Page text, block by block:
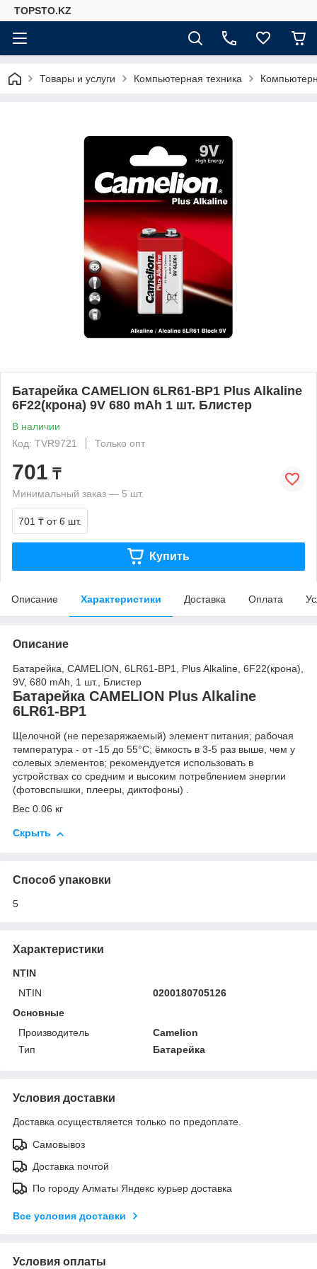
TOPSTO.KZ
Товары и услуги Компьютерная техника
Батарейка CAMELION 6LR61-BP1 Plus Alkaline
6F22(крона) 9V 680 mAh 1 шт. Блистер
В наличии
Код: TVR9721
Только опт
701 ₸
Минимальный заказ — 5 шт.
701 ₸ от 6 шт.
Купить
Описание Характеристики Доставка Оплата
Описание
Батарейка, CAMELION, 6LR61-BP1, Plus Alkaline, 6F22(крона),
9V, 680 mAh, 1 шт., Блистер
Батарейка CAMELION Plus Alkaline
6LR61-BP1
Щелочной (не перезаряжаемый) элемент питания; рабочая
температура - от -15 до 55°C; ёмкость в 3-5 раз выше, чем у
солевых элементов; рекомендуется использовать в
устройствах со средним и высоким потреблением энергии
(фотовспышки, плееры, диктофоны) .
Вес 0.06 кг
Скрыть
Способ упаковки
5
Характеристики
NTIN
NTIN
0200180705126
Основные
Производитель
Camelion
Тип
Батарейка
Условия доставки
Доставка осуществляется только по предоплате.
Самовывоз
Доставка почтой
По городу Алматы Яндекс курьер доставка
Все условия доставки
Условия оплаты